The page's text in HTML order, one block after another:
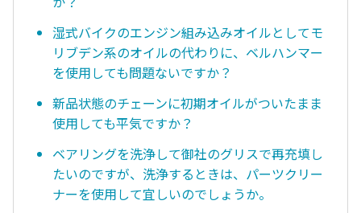
湿式バイクのエンジン組み込みオイルとしてモ
リブデン系のオイルの代わりに、ベルハンマー
を使用しても問題ないですか？
新品状態のチェーンに初期オイルがついたまま
使用しても平気ですか？
ベアリングを洗浄して御社のグリスで再充填し
たいのですが、洗浄するときは、パーツクリー
ナーを使用して宜しいのでしょうか。